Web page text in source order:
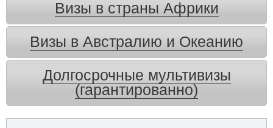
Визы в страны Африки
Визы в Австралию и Океанию
Долгосрочные мультивизы
(гарантированно)